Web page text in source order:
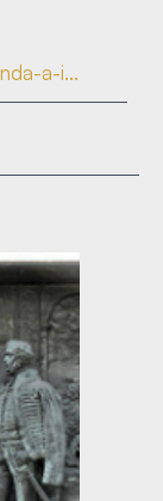
a-i...